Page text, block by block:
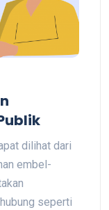
dilihat dari
embel-
seperti